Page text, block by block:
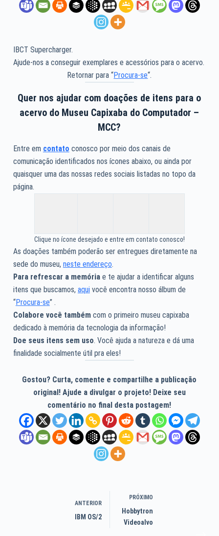
IBCT Supercharger.
Ajude-nos a conseguir exemplares e acessórios para o acervo.
Retornar para “Procura-se“.
Quer nos ajudar com doações de itens para o
acervo do Museu Capixaba do Computador –
MCC?
Entre em contato conosco por meio dos canais de
comunicação identificados nos ícones abaixo, ou ainda por
quaisquer uma das nossas redes sociais listadas no topo da
página.
Clique no ícone desejado e entre em contato conosco!
As doações também poderão ser entregues diretamente na
sede do museu, neste endereço.
Para refrescar a memóriae te ajudar a identificar alguns
itens que buscamos, aquivocê encontra nosso álbum de
“Procura-se” .
Colabore você tambémcom o primeiro museu capixaba
dedicado à memória da tecnologia da informação!
Doe seus itens sem uso. Você ajuda a natureza e dá uma
finalidade socialmente útil pra eles!
Gostou? Curta, comente e compartilhe a publicação
original! Ajude a divulgar o projeto! Deixe seu
comentário no final desta postagem!
ANTERIOR
IBM OS/2
PRÓXIMO
Hobbytron
Videoalvo